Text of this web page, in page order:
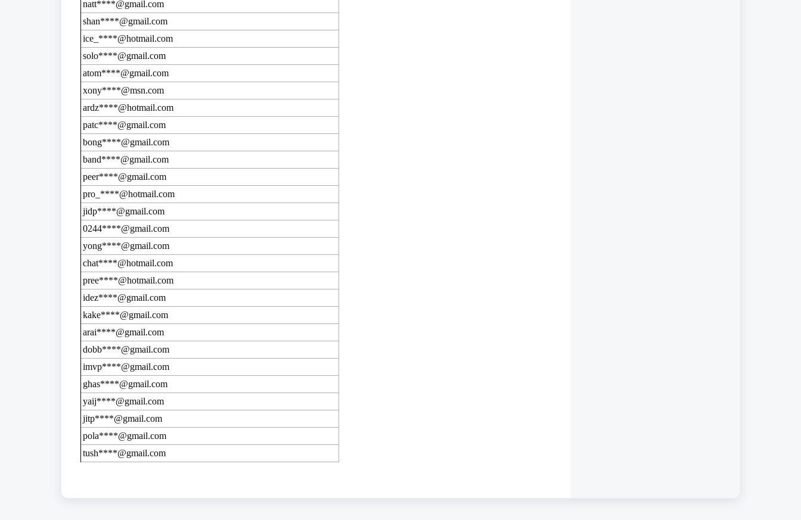
natt****@gmail.com
shan****@gmail.com
ice_****@hotmail.com
solo****@gmail.com
atom****@gmail.com
xony****@msn.com
ardz****@hotmail.com
patc****@gmail.com
bong****@gmail.com
band****@gmail.com
peer****@gmail.com
pro_****@hotmail.com
jidp****@gmail.com
0244****@gmail.com
yong****@gmail.com
chat****@hotmail.com
pree****@hotmail.com
idez****@gmail.com
kake****@gmail.com
arai****@gmail.com
dobb****@gmail.com
imvp****@gmail.com
ghas****@gmail.com
yaij****@gmail.com
jitp****@gmail.com
pola****@gmail.com
tush****@gmail.com